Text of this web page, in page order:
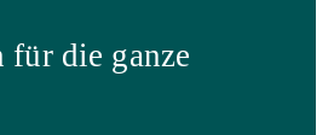
die ganze